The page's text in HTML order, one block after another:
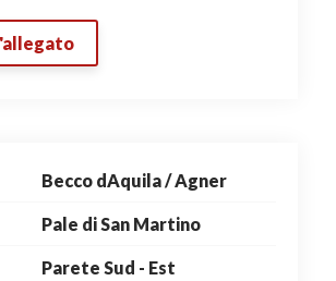
Becco dAquila / Agner
Pale di San Martino
Parete Sud - Est